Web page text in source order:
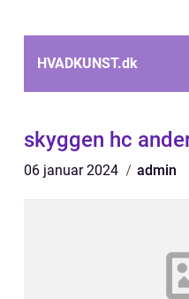
HVADKUNST.dk
skyggen hc
06 januar 2024 admin